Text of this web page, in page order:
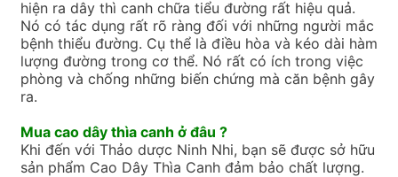
hiện ra dây thì canh chữa tiểu đường rất hiệu quả.
Nó có tác dụng rất rõ ràng đối với những người mắc
bệnh thiểu đường. Cụ thể là điều hòa và kéo dài hàm
lượng đường trong cơ thể. Nó rất có ích trong việc
phòng và chống những biến chứng mà căn bệnh gây
ra.
Mua cao dây thìa canh ở đâu ?
Khi đến với Thảo dược Ninh Nhi, bạn sẽ được sở hữu
sản phẩm Cao Dây Thìa Canh đảm bảo chất lượng.